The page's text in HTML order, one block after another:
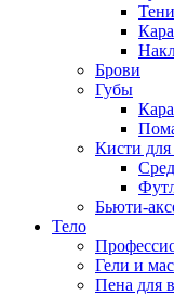
Брови
Губы
Кисти
Бьюти-
Тело
Гели и
Пена для